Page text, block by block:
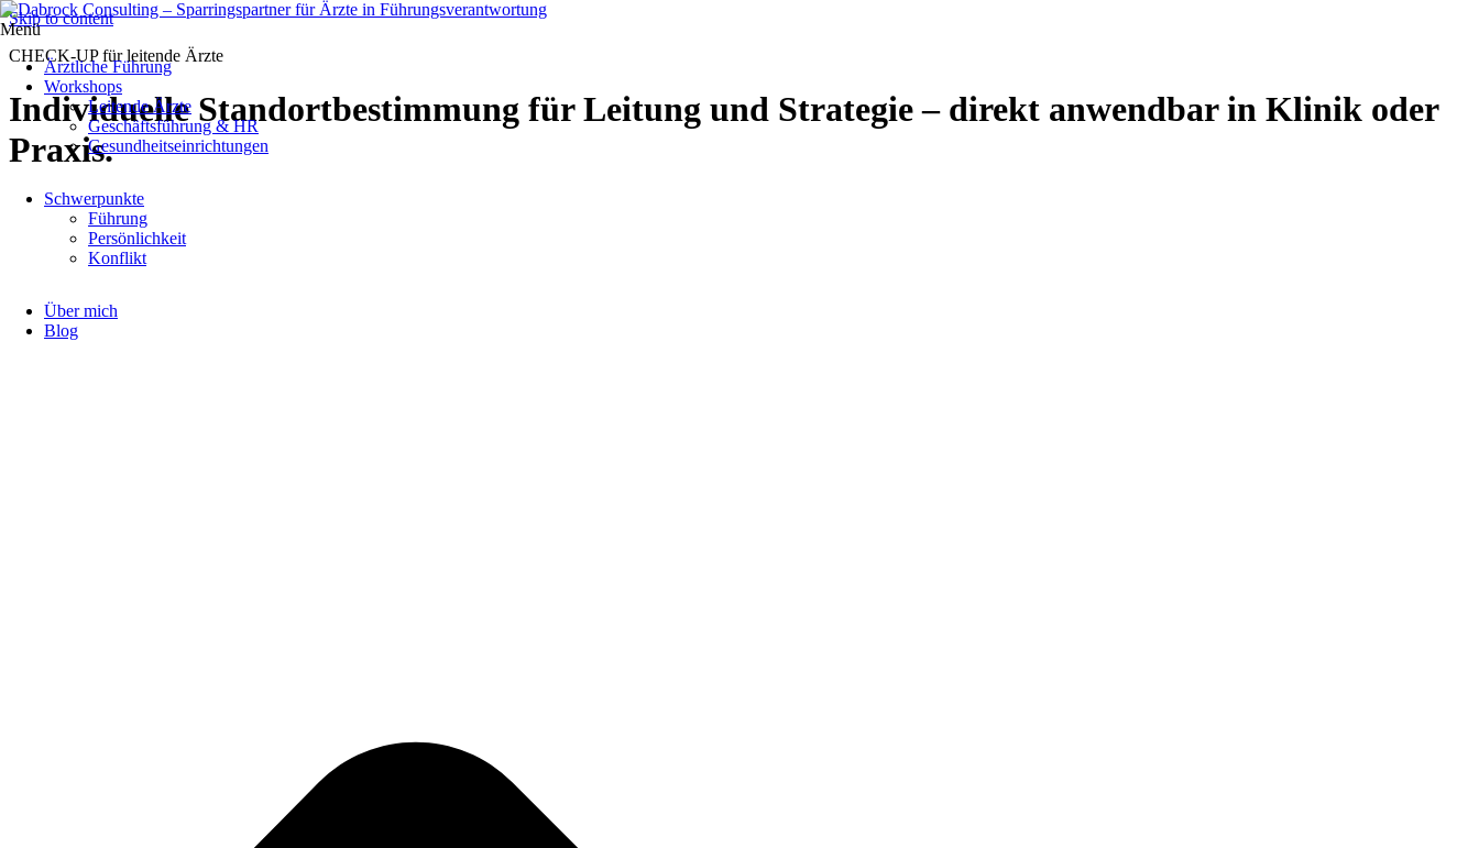
Skip to content
Menü
Ärztliche Führung
Workshops
Leitende Ärzte
Geschäftsführung & HR
Gesundheitseinrichtungen
Schwerpunkte
Führung
Persönlichkeit
Konflikt
Über mich
Blog
CHECK-UP für leitende Ärzte
Individuelle Standortbestimmung für Leitung und Strategie – direkt anwendbar in Klinik oder
Praxis.